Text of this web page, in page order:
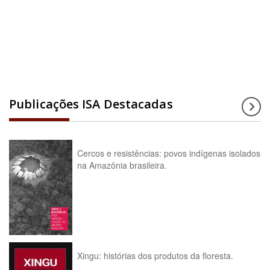
Publicações ISA Destacadas
Cercos e resistências: povos indígenas isolados
na Amazônia brasileira.
Xingu: histórias dos produtos da floresta.